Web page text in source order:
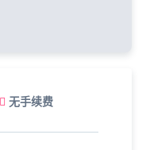
无手续费